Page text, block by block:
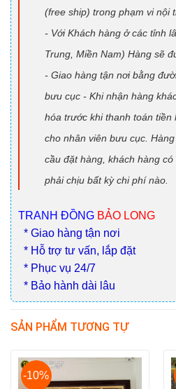
(free ship) trong phạm vi nội
- Với Khách hàng ở các tỉnh
Trung, Miền Nam) Hàng sẽ
- Giao hàng tận nơi bằng
bưu cục - Khi nhận hàng
hóa trước khi thanh toán tiền
cho nhân viên bưu cục.
cầu đặt hàng, khách hàng
phải chịu bất kỳ chi phí nào.
TRANH ĐỒNG BẢO LONG
* Giao hàng tận nơi
* Hỗ trợ tư vấn, lắp đặt
* Phục vụ 24/7
* Bảo hành dài lâu
SẢN PHẨM TƯƠNG TỰ
-10%